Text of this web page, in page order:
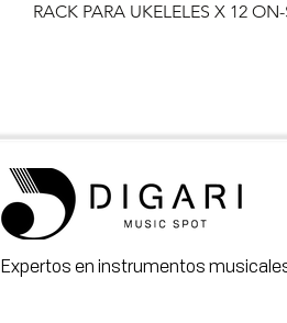
RACK PARA UKELELES X 12
Expertos en instrumentos